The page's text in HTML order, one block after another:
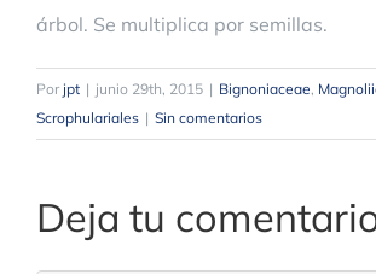
árbol. Se multiplica por semillas.
Por jpt | junio 29th, 2015 | Bignoniaceae,
Scrophulariales | Sin comentarios
Deja tu